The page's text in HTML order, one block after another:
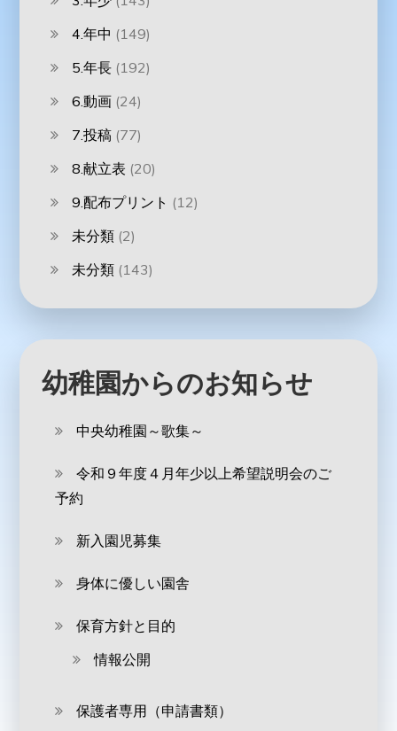
4.年中 (149)
5.年長 (192)
6.動画 (24)
7.投稿 (77)
8.献立表 (20)
9.配布プリント (12)
未分類 (2)
未分類 (143)
幼稚園からのお知らせ
中央幼稚園～歌集～
令和９年度４月年少以上希望説明会のご
予約
新入園児募集
身体に優しい園舎
保育方針と目的
情報公開
保護者専用（申請書類）